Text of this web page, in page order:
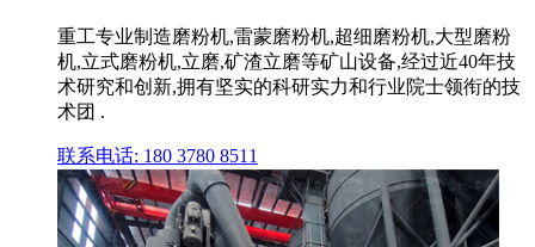
重工专业制造磨粉机,雷蒙磨粉机,超细磨粉机,大型磨粉
机,立式磨粉机,立磨,矿渣立磨等矿山设备,经过近40年技
术研究和创新,拥有坚实的科研实力和行业院士领衔的技
术团 .
联系电话: 180 3780 8511